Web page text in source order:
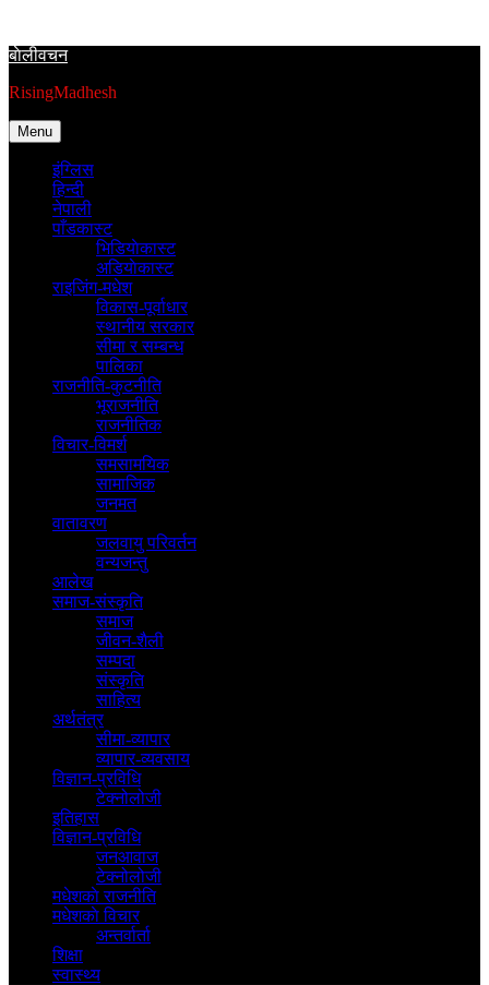
content
बाेलीवचन
RisingMadhesh
Menu
इंग्लिस
हिन्दी
नेपाली
पाँडकास्ट
भिडियाेकास्ट
अडियाेकास्ट
राइजिंग-मधेश
विकास-पूर्वाधार
स्थानीय सरकार
सीमा र सम्बन्ध
पालिका
राजनीति-कुटनीति
भूराजनीति
राजनीतिक
विचार-विमर्श
समसामयिक
सामाजिक
जनमत
वातावरण
जलवायु परिवर्तन
वन्यजन्तु
आलेख
समाज-संस्कृति
समाज
जीवन-शैली
सम्पदा
संस्कृति
साहित्य
अर्थतंत्र
सीमा-व्यापार
व्यापार-व्यवसाय
विज्ञान-प्रविधि
टेक्नोलोजी
इतिहास
विज्ञान-प्रविधि
जनआवाज
टेक्नोलोजी
मधेशकाे राजनीति
मधेशकाे विचार
अन्तर्वार्ता
शिक्षा
स्वास्थ्य